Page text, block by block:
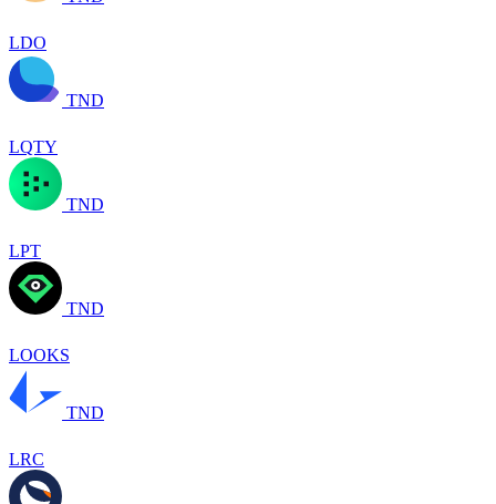
LDO
TND
LQTY
TND
LPT
TND
LOOKS
TND
LRC